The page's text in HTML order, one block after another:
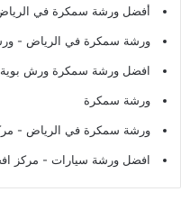
أفضل ورشة سمكرة في
ورشة سمكرة في الرياض -
افضل ورشة سمكرة ورش بوية
ورشة سمكرة
ورشة سمكرة في الرياض -
افضل ورشة سيارات - مركز